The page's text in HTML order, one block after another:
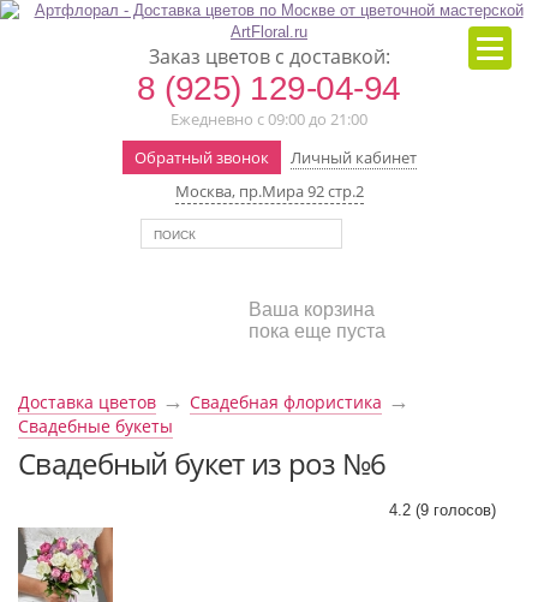
Заказ цветов с доставкой:
8 (925) 129-04-94
Ежедневно с 09:00 до 21:00
Обратный звонок
Личный кабинет
Москва, пр.Мира 92 стр.2
Ваша корзина
пока еще пуста
Доставка цветов → Свадебная флористика →
Свадебные букеты
Свадебный букет из роз №6
4.2 (9 голосов)